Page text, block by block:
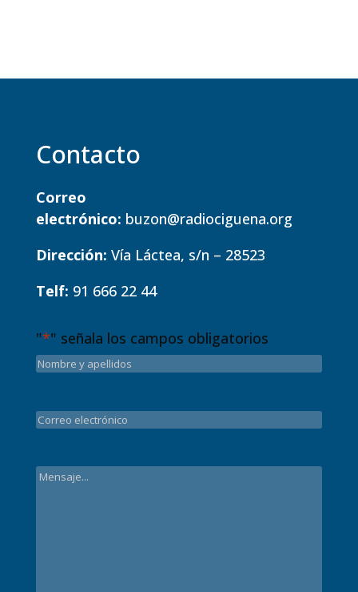
Contacto
Correo
electrónico: buzon@radiociguena.org
Dirección: Vía Láctea, s/n – 28523
Telf: 91 666 22 44
"*" señala los campos obligatorios